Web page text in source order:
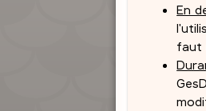
En
faut